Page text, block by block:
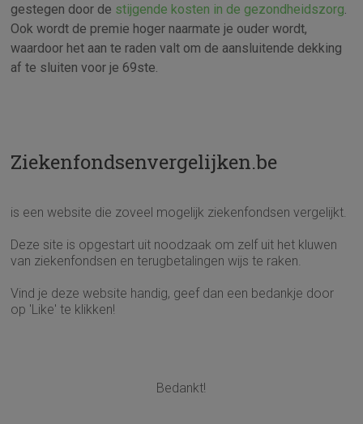
gestegen door de stijgende kosten in de gezondheidszorg.
Ook wordt de premie hoger naarmate je ouder wordt,
waardoor het aan te raden valt om de aansluitende dekking
af te sluiten voor je 69ste.
Ziekenfondsenvergelijken.be
is een website die zoveel mogelijk ziekenfondsen vergelijkt.
Deze site is opgestart uit noodzaak om zelf uit het kluwen
van ziekenfondsen en terugbetalingen wijs te raken.
Vind je deze website handig, geef dan een bedankje door
op 'Like' te klikken!
Bedankt!